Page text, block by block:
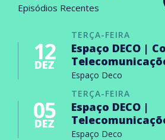
Episódios Recentes
TERÇA-FEIRA
12
DEZ
Espaço DECO |
Espaço Deco
TERÇA-FEIRA
05
DEZ
Espaço DECO |
Espaço Deco